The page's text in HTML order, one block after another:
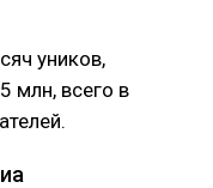
уников,
млн, всего в